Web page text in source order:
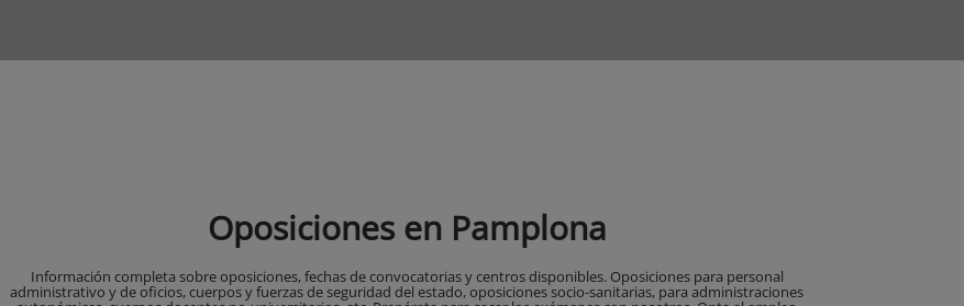
Oposiciones en Pamplona
Información completa sobre oposiciones, fechas de convocatorias y centros disponibles. Oposiciones para personal
administrativo y de oficios, cuerpos y fuerzas de seguridad del estado, oposiciones socio-sanitarias, para administraciones